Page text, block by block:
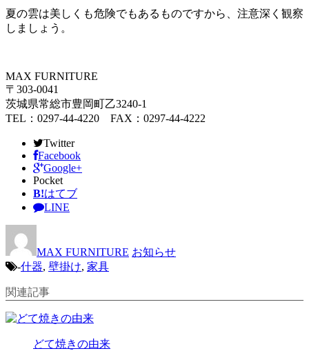
夏の雲は美しくも危険でもあるものですから、注意深く観察
しましょう。
MAX FURNITURE
〒303-0041
茨城県常総市豊岡町乙3240-1
TEL：0297-44-4220 FAX：0297-44-4222
Twitter
Facebook
Google+
Pocket
B!はてブ
LINE
MAX FURNITURE お知らせ
-什器, 壁掛け, 家具
関連記事
どて焼きの由来